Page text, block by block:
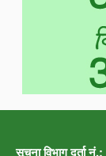
सूचना विभाग दर्ता नं.: